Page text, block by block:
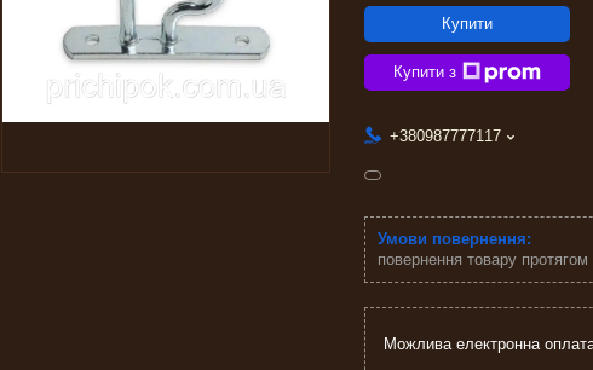
Купити
Купити з
+380987777117
повернення товару